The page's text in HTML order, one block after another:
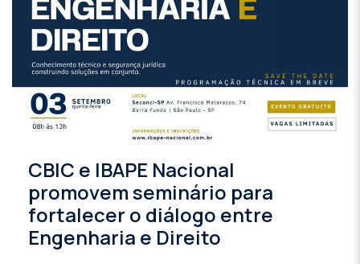
CBIC e IBAPE Nacional
promovem seminário para
fortalecer o diálogo entre
Engenharia e Direito